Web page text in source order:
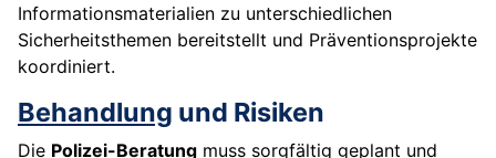
Informationsmaterialien zu unterschiedlichen
Sicherheitsthemen bereitstellt und Präventionsprojekte
koordiniert.
Behandlung und Risiken
Die Polizei-Beratung muss sorgfältig geplant und